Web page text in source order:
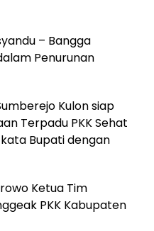
– Bangga
Penurunan
Kulon siap
Terpadu PKK Sehat
Bupati dengan
Ketua Tim
PKK Kabupaten